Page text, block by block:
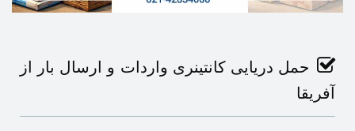
حمل دریایی کانتینری واردات و ارسال بار از
آفریقا